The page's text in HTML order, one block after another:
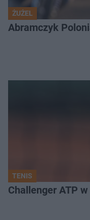
ŻUŻEL
Abramczyk
TENIS
Challenger ATP